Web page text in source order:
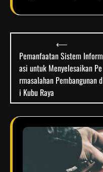
navigation
⟵
Pemanfaatan Sistem Inform
asi untuk Menyelesaikan Pe
rmasalahan Pembangunan d
i Kubu Raya